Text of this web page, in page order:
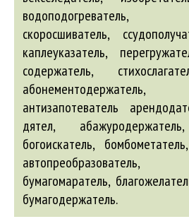
водоподогреватель,
скоросшиватель,
каплеуказатель,
содержатель,
абонементодержатель,
антизапотеватель
дятел, абажуродержатель
богоискатель, бомбометатель,
автопреобразователь
бумагомаратель,
бумагодержатель.